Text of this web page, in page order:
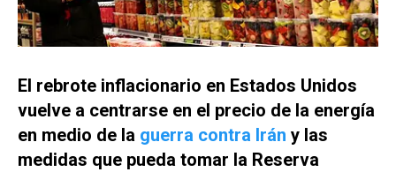
El rebrote inflacionario en Estados Unidos
vuelve a centrarse en el precio de la energía
en medio de la guerra contra Irán y las
medidas que pueda tomar la Reserva